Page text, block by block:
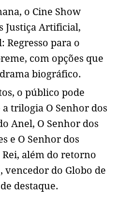
o Cine Show
Justiça Artificial,
Regresso para o
com opções que
biográfico.
o público pode
trilogia O Senhor dos
Anel, O Senhor dos
e O Senhor dos
além do retorno
vencedor do Globo de
destaque.